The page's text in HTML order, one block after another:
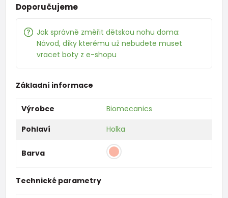
Doporučujeme
Jak správně změřit dětskou nohu doma:
Návod, díky kterému už nebudete muset
vracet boty z e-shopu
Základní informace
Výrobce
Biomecanics
Pohlaví
Holka
Barva
Technické parametry